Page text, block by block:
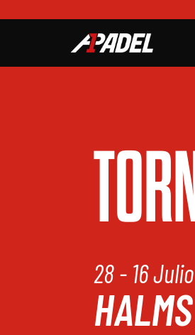
28 - 16